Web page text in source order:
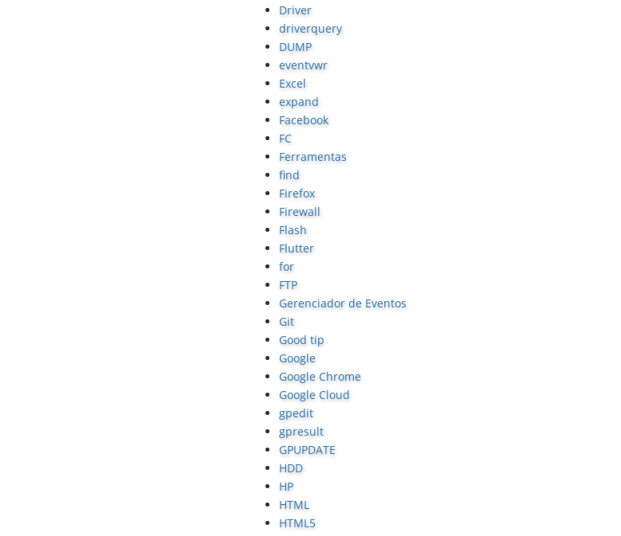
Driver
driverquery
DUMP
eventvwr
Excel
expand
Facebook
FC
Ferramentas
find
Firefox
Firewall
Flash
Flutter
for
FTP
Gerenciador de Eventos
Git
Good tip
Google
Google Chrome
Google Cloud
gpedit
gpresult
GPUPDATE
HDD
HP
HTML
HTML5